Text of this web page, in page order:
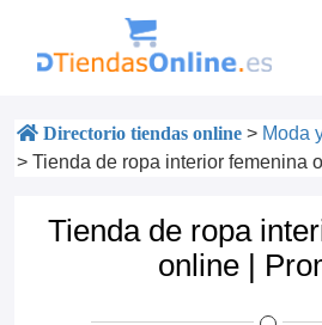
Directorio tiendas online > Moda
> Tienda de ropa interior femenina
Tienda de ropa
online |